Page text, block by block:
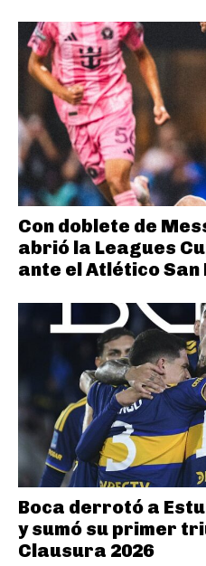
Con doblete de
abrió la Leagues
ante el Atlético San
Boca derrotó a
y sumó su primer
Clausura 2026